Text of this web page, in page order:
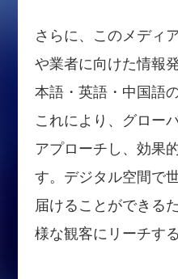
さらに、このメディ
や業者に向けた情報
本語・英語・中国語
これにより、グロー
アプローチし、効果
す。デジタル空間で
届けることができる
様な観客にリーチす